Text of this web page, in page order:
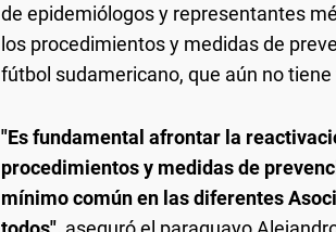
de epidemiólogos y representantes
los procedimientos y medidas de
fútbol sudamericano, que aún no
"Es fundamental afrontar la
procedimientos y medidas de
mínimo común en las diferentes